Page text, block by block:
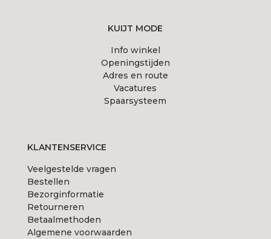
KUIJT MODE
Info winkel
Openingstijden
Adres en route
Vacatures
Spaarsysteem
KLANTENSERVICE
Veelgestelde vragen
Bestellen
Bezorginformatie
Retourneren
Betaalmethoden
Algemene voorwaarden